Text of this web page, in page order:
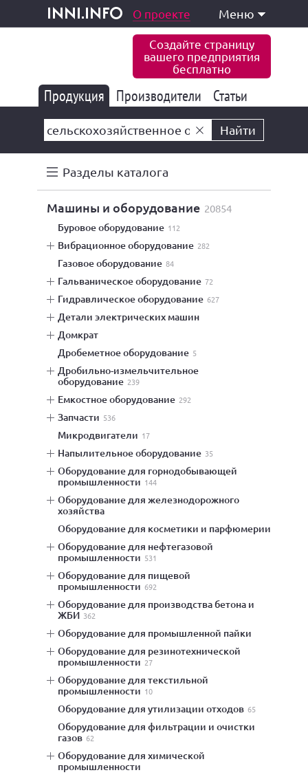
inni.info
и услуги О проекте Меню
Создайте страницу
вашего предприятия
бесплатно
Продукция 177 847
Производители 6 777
Статьи
Найти
Разделы каталога
машины и оборудование 20854
буровое оборудование 112
вибрационное оборудование 282
газовое оборудование 84
гальваническое оборудование 72
гидравлическое оборудование 627
детали электрических машин
домкрат
дробеметное оборудование 5
дробильно-измельчительное
оборудование 239
емкостное оборудование 292
запчасти 536
микродвигатели 17
напылительное оборудование 35
оборудование для горнодобывающей
промышленности 144
оборудование для железнодорожного
хозяйства
оборудование для косметики и парфюмерии
оборудование для нефтегазовой
промышленности 531
оборудование для пищевой
промышленности 692
оборудование для производства бетона и
ЖБИ 362
оборудование для промышленной пайки
оборудование для резинотехнической
промышленности 27
оборудование для текстильной
промышленности 10
оборудование для утилизации отходов 65
оборудование для фильтрации и очистки
газов 62
оборудование для химической
промышленности